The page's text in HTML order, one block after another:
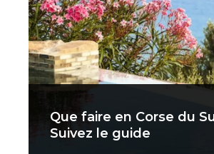
Que faire en Corse du
Suivez le guide